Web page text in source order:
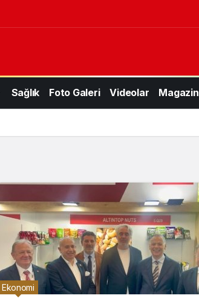
Sağlık Foto Galeri Videolar Magazin
Ekonomi